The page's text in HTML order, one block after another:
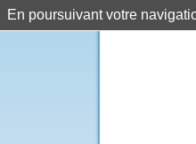
En poursuivant votre